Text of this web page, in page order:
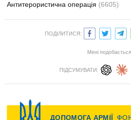
Антитерористична операція (6605)
ПОДІЛИТИСЯ:
Мені подобається
ПІДСУМУВАТИ: